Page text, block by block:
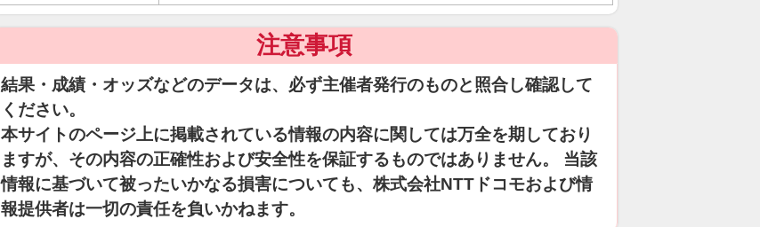
注意事項
結果・成績・オッズなどのデータは、必ず主催者発行のものと照合し確認して
ください。
本サイトのページ上に掲載されている情報の内容に関しては万全を期しており
ますが、その内容の正確性および安全性を保証するものではありません。 当該
情報に基づいて被ったいかなる損害についても、株式会社NTTドコモおよび情
報提供者は一切の責任を負いかねます。